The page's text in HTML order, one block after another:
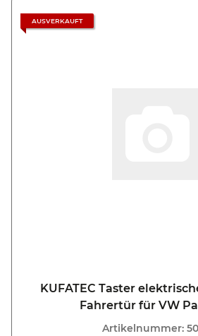
AUSVERKAUFT
KUFATEC Taster
Fahrertür für VW
Artikelnummer: